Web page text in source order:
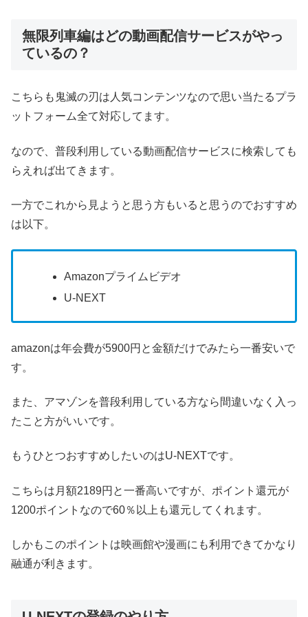
無限列車編はどの動画配信サービスがやっ
ているの？
こちらも鬼滅の刃は人気コンテンツなので思い当たるプラ
ットフォーム全て対応してます。
なので、普段利用している動画配信サービスに検索しても
らえれば出てきます。
一方でこれから見ようと思う方もいると思うのでおすすめ
は以下。
Amazonプライムビデオ
U-NEXT
amazonは年会費が5900円と金額だけでみたら一番安いで
す。
また、アマゾンを普段利用している方なら間違いなく入っ
たこと方がいいです。
もうひとつおすすめしたいのはU-NEXTです。
こちらは月額2189円と一番高いですが、ポイント還元が
1200ポイントなので60％以上も還元してくれます。
しかもこのポイントは映画館や漫画にも利用できてかなり
融通が利きます。